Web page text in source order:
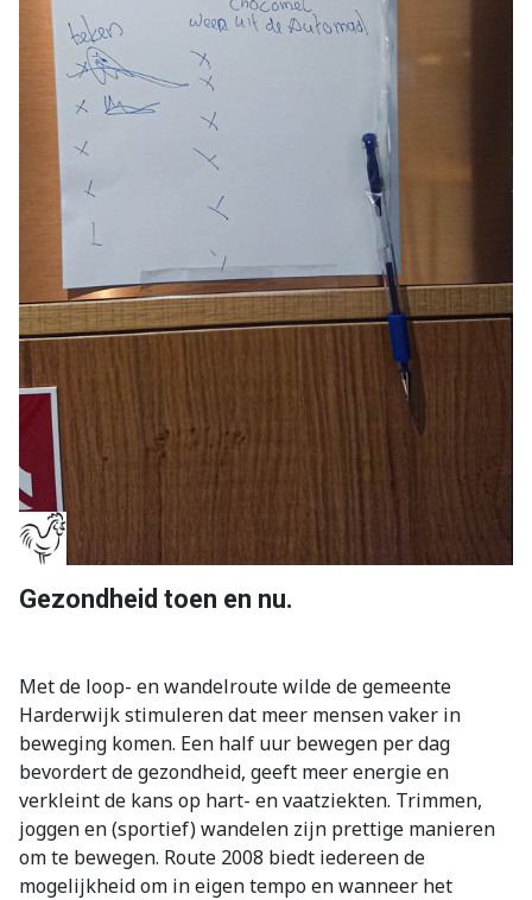
Gezondheid toen en nu.
Met de loop- en wandelroute wilde de gemeente
Harderwijk stimuleren dat meer mensen vaker in
beweging komen. Een half uur bewegen per dag
bevordert de gezondheid, geeft meer energie en
verkleint de kans op hart- en vaatziekten. Trimmen,
joggen en (sportief) wandelen zijn prettige manieren
om te bewegen. Route 2008 biedt iedereen de
mogelijkheid om in eigen tempo en wanneer het